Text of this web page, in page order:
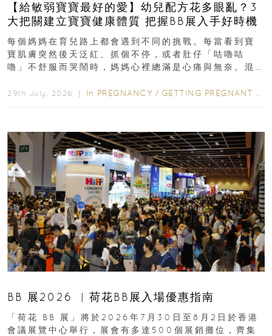
【給敏弱寶寶最好的愛】幼兒配方花多眼亂？3
大把關建立寶寶健康體質 把握BB展入手好時機
每個媽媽在育兒路上都會遇到不同的挑戰。每當看到寶
寶肌膚突然後天泛紅、抓個不停，或者肚仔「咕嚕咕
嚕」不舒服而哭鬧時，媽媽心裡總滿是心痛與無奈。混
29th July, 2026 ｜ In PREGNANCY / GETTING PREGNANT
BB 展2026 ︳荷花BB展入場優惠指南
「荷花 BB 展」將於2026年7月30日至8月2日於香港
會議展覽中心舉行，展會有多達500個展銷攤位，齊集